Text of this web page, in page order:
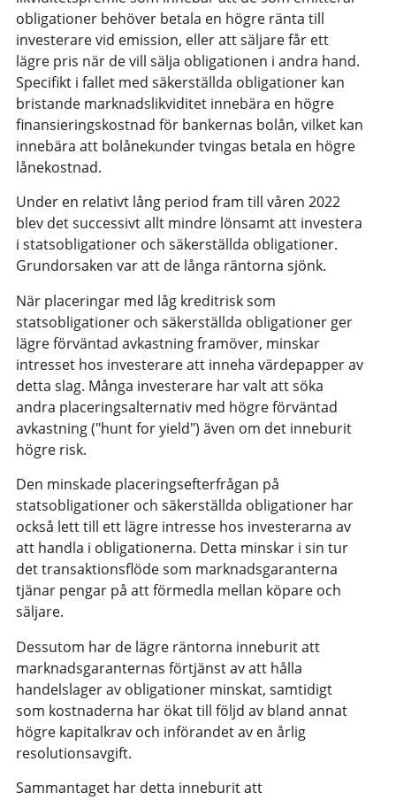
obligationer behöver betala en högre ränta till
investerare vid emission, eller att säljare får ett
lägre pris när de vill sälja obligationen i andra hand.
Specifikt i fallet med säkerställda obligationer kan
bristande marknadslikviditet innebära en högre
finansieringskostnad för bankernas bolån, vilket kan
innebära att bolånekunder tvingas betala en högre
lånekostnad.
Under en relativt lång period fram till våren 2022
blev det successivt allt mindre lönsamt att investera
i statsobligationer och säkerställda obligationer.
Grundorsaken var att de långa räntorna sjönk.
När placeringar med låg kreditrisk som
statsobligationer och säkerställda obligationer ger
lägre förväntad avkastning framöver, minskar
intresset hos investerare att inneha värdepapper av
detta slag. Många investerare har valt att söka
andra placeringsalternativ med högre förväntad
avkastning ("hunt for yield") även om det inneburit
högre risk.
Den minskade placeringsefterfrågan på
statsobligationer och säkerställda obligationer har
också lett till ett lägre intresse hos investerarna av
att handla i obligationerna. Detta minskar i sin tur
det transaktionsflöde som marknadsgaranterna
tjänar pengar på att förmedla mellan köpare och
säljare.
Dessutom har de lägre räntorna inneburit att
marknadsgaranternas förtjänst av att hålla
handelslager av obligationer minskat, samtidigt
som kostnaderna har ökat till följd av bland annat
högre kapitalkrav och införandet av en årlig
resolutionsavgift.
Sammantaget har detta inneburit att